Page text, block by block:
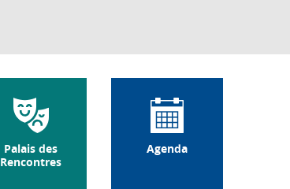
Palais des
Rencontres
Agenda